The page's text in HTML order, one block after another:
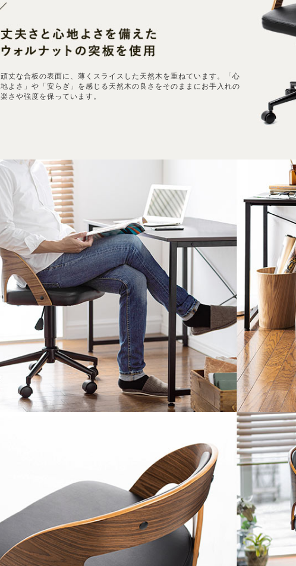
頑丈な合板の表面に、薄くスライスした天然木を重ねています。「心
地よさ」や「安らぎ」を感じる天然木の良さをそのままにお手入れの
楽さや強度を保っています。